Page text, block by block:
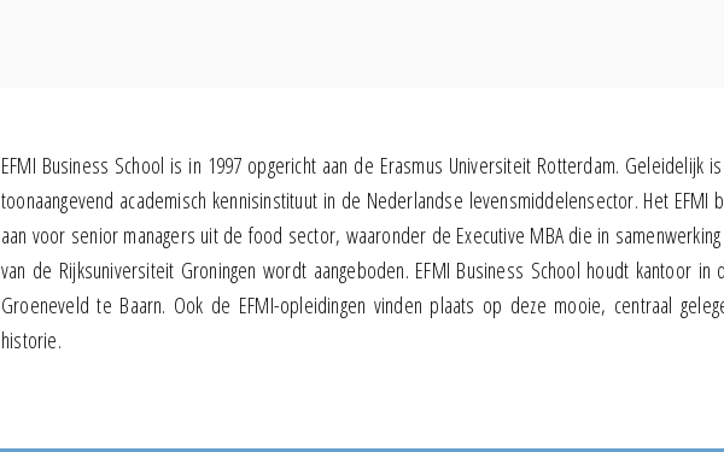
EFMI Business School is in 1997 opgericht aan de Erasmus Universiteit Rotterdam. Geleidelijk
toonaangevend academisch kennisinstituut in de Nederlandse levensmiddelensector. Het EFMI
aan voor senior managers uit de food sector, waaronder de Executive MBA die in
van de Rijksuniversiteit Groningen wordt aangeboden. EFMI Business School houdt kantoor in
Groeneveld te Baarn. Ook de EFMI-opleidingen vinden plaats op deze mooie, centraal
historie.